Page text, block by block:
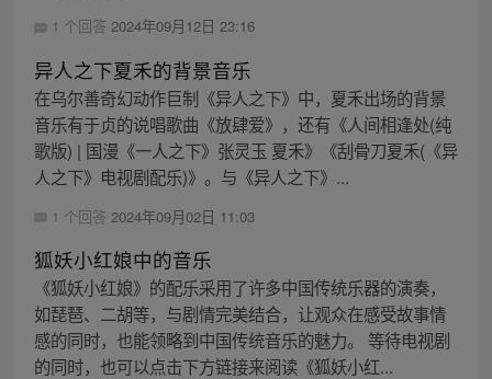
1 个回答 2024年09月12日 23:16
异人之下夏禾的背景音乐
在乌尔善奇幻动作巨制《异人之下》中，夏禾出场的背景
音乐有于贞的说唱歌曲《放肆爱》，还有《人间相逢处(纯
歌版) | 国漫《一人之下》张灵玉 夏禾》《刮骨刀夏禾(《异
人之下》电视剧配乐)》。与《异人之下》...
1 个回答 2024年09月02日 11:03
狐妖小红娘中的音乐
《狐妖小红娘》的配乐采用了许多中国传统乐器的演奏，
如琵琶、二胡等，与剧情完美结合，让观众在感受故事情
感的同时，也能领略到中国传统音乐的魅力。 等待电视剧
的同时，也可以点击下方链接来阅读《狐妖小红...